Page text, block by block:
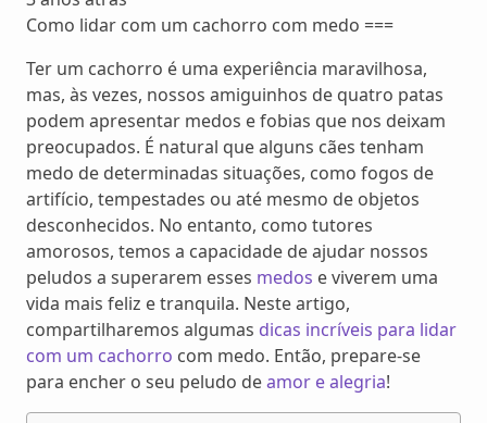
Como lidar com um cachorro com medo ===
Ter um cachorro é uma experiência maravilhosa,
mas, às vezes, nossos amiguinhos de quatro patas
podem apresentar medos e fobias que nos deixam
preocupados. É natural que alguns cães tenham
medo de determinadas situações, como fogos de
artifício, tempestades ou até mesmo de objetos
desconhecidos. No entanto, como tutores
amorosos, temos a capacidade de ajudar nossos
peludos a superarem esses medos e viverem uma
vida mais feliz e tranquila. Neste artigo,
compartilharemos algumas dicas incríveis para lidar
com um cachorro com medo. Então, prepare-se
para encher o seu peludo deamor e alegria!